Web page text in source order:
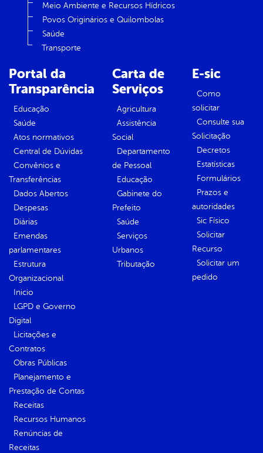
Meio Ambiente e Recursos Hídricos
Povos Originários e Quilombolas
Saúde
Transporte
Portal da
Transparência
Educação
Saúde
Atos normativos
Central de Dúvidas
Convênios e
Transferências
Dados Abertos
Despesas
Diárias
Emendas
parlamentares
Estrutura
Organizacional
Inicio
LGPD e Governo
Digital
Licitações e
Contratos
Obras Públicas
Planejamento e
Prestação de Contas
Receitas
Recursos Humanos
Renúncias de
Receitas
Carta de
Serviços
Agricultura
Assistência
Social
Departamento
de Pessoal
Educação
Gabinete do
Prefeito
Saúde
Serviços
Urbanos
Tributação
E-sic
Como
solicitar
Consulte sua
Solicitação
Decretos
Estatísticas
Formulários
Prazos e
autoridades
Sic Físico
Solicitar
Recurso
Solicitar um
pedido